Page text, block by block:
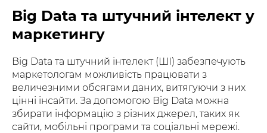
Big Data та штучний інтелект у
маркетингу
Big Data та штучний інтелект (ШІ) забезпечують
маркетологам можливість працювати з
величезними обсягами даних, витягуючи з них
цінні інсайти. За допомогою Big Data можна
збирати інформацію з різних джерел, таких як
сайти, мобільні програми та соціальні мережі.